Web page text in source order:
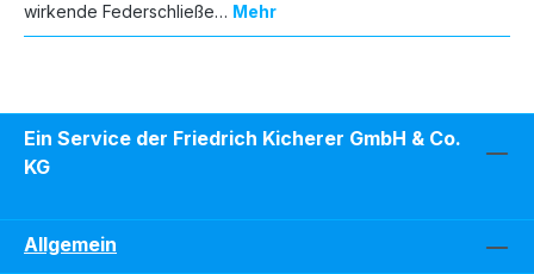
wirkende Federschließe… Mehr
Ein Service der Friedrich Kicherer GmbH & Co.
KG
Allgemein